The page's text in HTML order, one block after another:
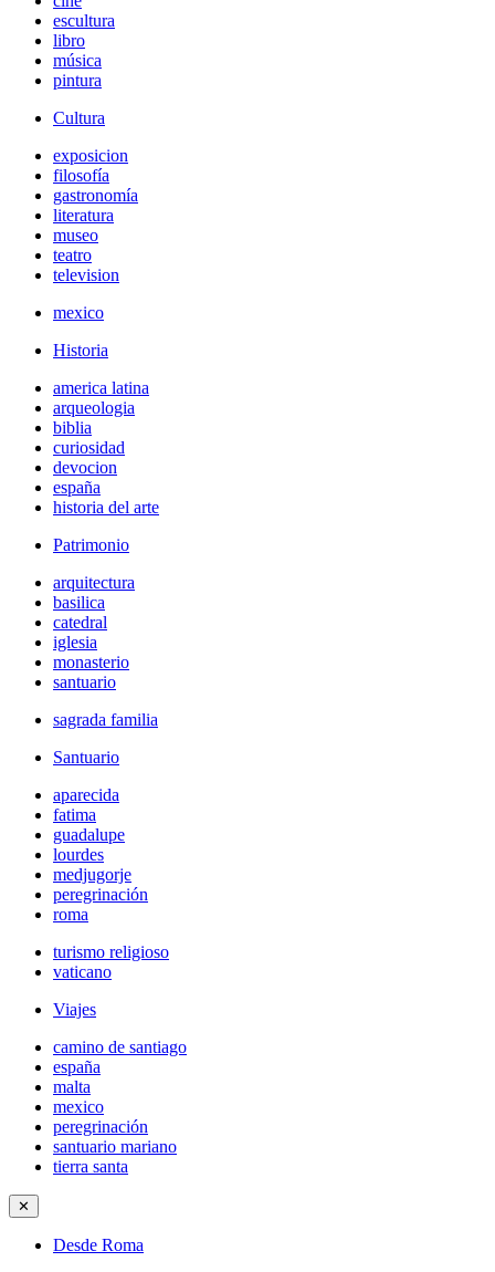
escultura
libro
música
pintura
Cultura
exposicion
filosofía
gastronomía
literatura
museo
teatro
television
mexico
Historia
america latina
arqueologia
biblia
curiosidad
devocion
españa
historia del arte
Patrimonio
arquitectura
basilica
catedral
iglesia
monasterio
santuario
sagrada familia
Santuario
aparecida
fatima
guadalupe
lourdes
medjugorje
peregrinación
roma
turismo religioso
vaticano
Viajes
camino de santiago
españa
malta
mexico
peregrinación
santuario mariano
tierra santa
✕
Desde Roma